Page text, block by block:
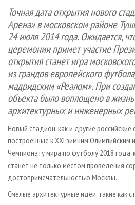
ПРОИЗВОДСТВО ДРЕВЕСНЫХ
ДЕРЕВЯННОЕ ДОМОСТРОЕНИЕ
ПРОИЗВОДСТВО МЕБЕЛИ
БИОЭНЕРГЕТИКА
ЦБП
ИНСТРУМЕНТ И МАТЕРИАЛЫ
ПЕРСОНЫ
МОБИЛЬНЫЕ ВЫСТАВКИ
ОФИЦИАЛЬНЫЕ ДЕЛЕГАЦИИ
ПРИОРИТЕТНЫЕ
RUSSIAN FORESTRY REVIEW
ГАЗЕТА ЛЕСПРОМФОРУМ
БИБЛИОТЕКА СПЕЦИАЛИСТА
КОНТАКТЫ
РЕКЛАМА
РЕКЛАМА НА САЙТЕ
Точная дата открытия нового
Арена» в московском районе
24 июля 2014 года. Ожидается,
церемонии примет участие
открытия станет игра
из грандов европейского
мадридским «Реалом». При
объекта было воплощено в
архитектурных и инженерных
Новый стадион, как и другие
построенные к XXI зимним Олимпийским
Чемпионату мира по футболу 2018
станет не только местом проведения
достопримечательностью Москвы.
Смелые архитектурные идеи, такие как